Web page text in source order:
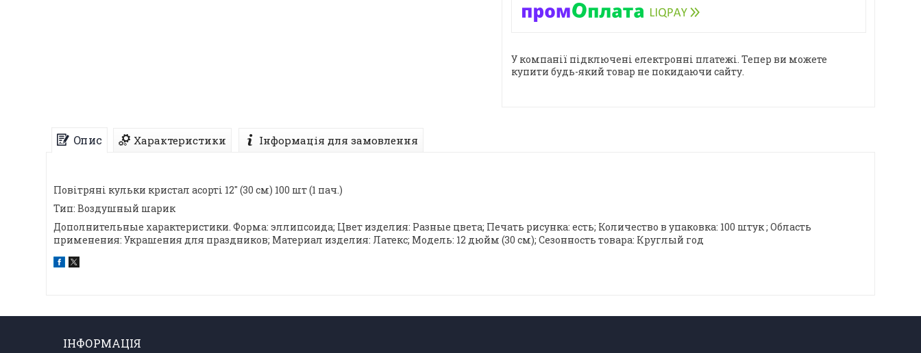
У компанії підключені електронні платежі. Тепер ви можете
купити будь-який товар не покидаючи сайту.
Опис Характеристики Інформація для замовлення
Повітряні кульки кристал асорті 12" (30 см) 100 шт (1 пач.)
Тип: Воздушный шарик
Дополнительные характеристики. Форма: эллипсоида; Цвет изделия: Разные цвета; Печать рисунка: есть; Количество в упаковка: 100 штук ; Область
применения: Украшения для праздников; Материал изделия: Латекс; Модель: 12 дюйм (30 см); Сезонность товара: Круглый год
ІНФОРМАЦІЯ